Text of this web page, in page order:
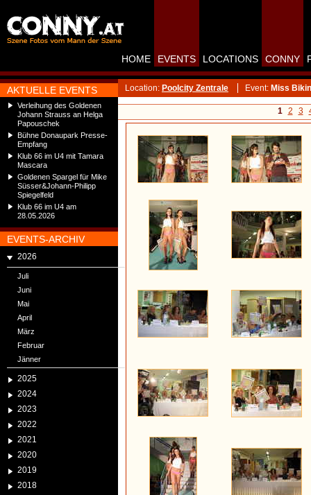
AKTUELLE EVENTS
Verleihung des Goldenen
Johann Strauss an Helga
Papouschek
Bühne Donaupark Presse-
Empfang
Klub 66 im U4 mit Tamara
Mascara
Goldenen Spargel für Mike
Süsser&Johann-Philipp
Spiegelfeld
Klub 66 im U4 am
28.05.2026
EVENTS-ARCHIV
2026
Juli
Juni
Mai
April
März
Februar
Jänner
2025
2024
2023
2022
2021
2020
2019
2018
HOME EVENTS LOCATIONS CONNY
Location: Poolcity Zentrale Event: Miss
1 2 3